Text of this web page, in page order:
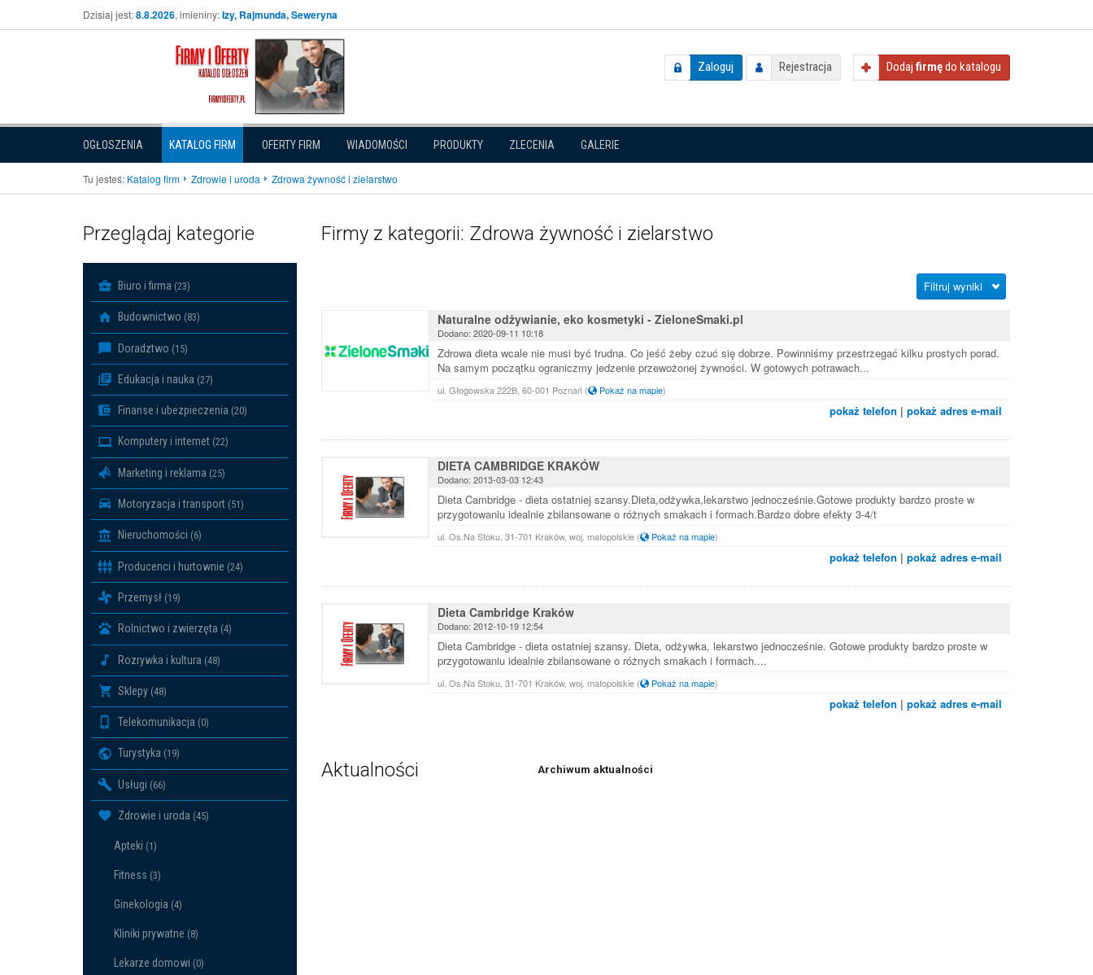
Dzisiaj jest:8.8.2026, imieniny:Izy, Rajmunda, Seweryna
Zaloguj Rejestracja Dodaj firmędo katalogu
OGŁOSZENIA KATALOG FIRM OFERTY FIRM WIADOMOŚCI PRODUKTY ZLECENIA GALERIE
Tu jesteś: Katalog firm Zdrowie i uroda Zdrowa żywność i zielarstwo
Przeglądaj kategorie
Biuro i firma (23)
Budownictwo (83)
Doradztwo (15)
Edukacja i nauka (27)
Finanse i ubezpieczenia (20)
Komputery i internet (22)
Marketing i reklama (25)
Motoryzacja i transport (51)
Nieruchomości (6)
Producenci i hurtownie (24)
Przemysł (19)
Rolnictwo i zwierzęta (4)
Rozrywka i kultura (48)
Sklepy (48)
Telekomunikacja (0)
Turystyka (19)
Usługi (66)
Zdrowie i uroda (45)
Apteki (1)
Fitness (3)
Ginekologia (4)
Kliniki prywatne (8)
Lekarze domowi (0)
Firmy z kategorii: Zdrowa żywność i zielarstwo
Filtruj wyniki
Naturalne odżywianie, eko kosmetyki - ZieloneSmaki.pl
Dodano: 2020-09-11 10:18
Zdrowa dieta wcale nie musi być trudna. Co jeść żeby czuć się dobrze. Powinniśmy przestrzegać kilku prostych porad.
Na samym początku ograniczmy jedzenie przewożonej żywności. W gotowych potrawach...
ul. Głogowska 222B, 60-001 Poznań ( Pokaż na mapie)
pokaż telefon | pokaż adres e-mail
DIETA CAMBRIDGE KRAKÓW
Dodano: 2013-03-03 12:43
Dieta Cambridge - dieta ostatniej szansy.Dieta,odżywka,lekarstwo jednocześnie.Gotowe produkty bardzo proste w
przygotowaniu idealnie zbilansowane o różnych smakach i formach.Bardzo dobre efekty 3-4/t
ul. Os.Na Stoku, 31-701 Kraków, woj. małopolskie ( Pokaż na mapie)
pokaż telefon | pokaż adres e-mail
Dieta Cambridge Kraków
Dodano: 2012-10-19 12:54
Dieta Cambridge - dieta ostatniej szansy. Dieta, odżywka, lekarstwo jednocześnie. Gotowe produkty bardzo proste w
przygotowaniu idealnie zbilansowane o różnych smakach i formach....
ul. Os.Na Stoku, 31-701 Kraków, woj. małopolskie ( Pokaż na mapie)
pokaż telefon | pokaż adres e-mail
Aktualności Archiwum aktualności